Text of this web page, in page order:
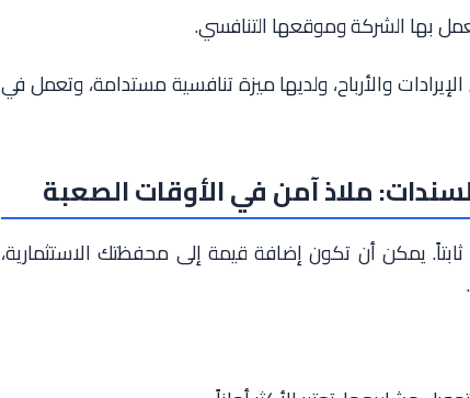
بها الشركة وموقعها التنافسي.
والأرباح، ولديها ميزة تنافسية مستدامة، وتعمل في
ملاذ آمن في الأوقات الصعبة
يمكن أن تكون إضافة قيمة إلى محفظتك الاستثمارية،